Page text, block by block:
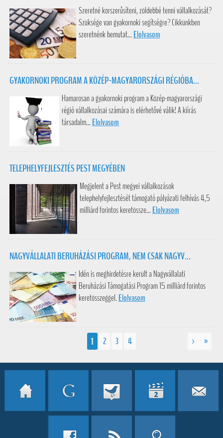
Szeretné korszerűsíteni, zöldebbé tenni vállalkozását?
Szüksége van gyakornoki segítségre? Cikkünkben
szeretnénk bemutat... Elolvasom
GYAKORNOKI PROGRAM A KÖZÉP-MAGYARORSZÁGI RÉGIÓBA...
Hamarosan a gyakornoki program a Közép-magyarországi
régió vállalkozásai számára is elérhetővé válik! A kiírás
társadalm... Elolvasom
TELEPHELYFEJLESZTÉS PEST MEGYÉBEN
Megjelent a Pest megyei vállalkozások
telephelyfejlesztését támogató pályázati felhívás 4,5
milliárd forintos keretössze... Elolvasom
NAGYVÁLLALATI BERUHÁZÁSI PROGRAM, NEM CSAK NAGYV...
Idén is meghirdetésre került a Nagyvállalati
Beruházási Támogatási Program 15 milliárd forintos
keretösszeggel. Elolvasom
1 2 3 4 > »